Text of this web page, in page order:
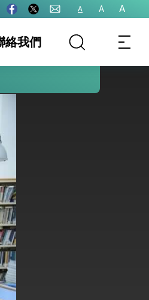
A A A
文件證明
須知
生活資訊
絡我們